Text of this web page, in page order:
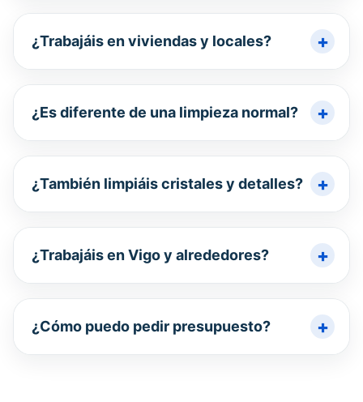
¿Trabajáis en viviendas y locales?
¿Es diferente de una limpieza normal?
¿También limpiáis cristales y detalles?
¿Trabajáis en Vigo y alrededores?
¿Cómo puedo pedir presupuesto?